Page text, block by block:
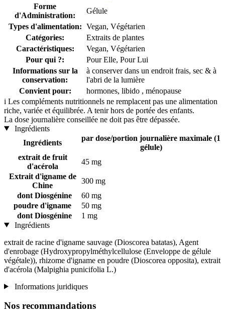
Forme
d'Administration:
Gélule
Types d'alimentation: Vegan, Végétarien
Catégories:
Extraits de plantes
Caractéristiques:
Vegan, Végétarien
Pour qui ?:
Pour Elle, Pour Lui
Informations sur la
conservation:
à conserver dans un endroit frais, sec & à
l'abri de la lumière
Convient pour:
hormones, libido , ménopause
i Les compléments nutritionnels ne remplacent pas une alimentation
riche, variée et équilibrée. A tenir hors de portée des enfants.
La dose journalière conseillée ne doit pas être dépassée.
Ingrédients
Ingrédients
par dose/portion journalière maximale (1
gélule)
extrait de fruit
d'acérola
45 mg
Extrait d'igname de
Chine
300 mg
dont Diosgénine
60 mg
poudre d'igname
50 mg
dont Diosgénine
1 mg
Ingrédients
extrait de racine d'igname sauvage (Dioscorea batatas), Agent
d'enrobage (Hydroxypropylméthylcellulose (Enveloppe de gélule
végétale)), rhizome d'igname en poudre (Dioscorea opposita), extrait
d'acérola (Malpighia punicifolia L.)
Informations juridiques
Nos recommandations